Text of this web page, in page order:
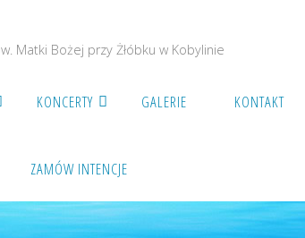
Matki Bożej przy Żłóbku w Kobylinie
KONCERTY GALERIE KONTAKT
ZAMÓW INTENCJE